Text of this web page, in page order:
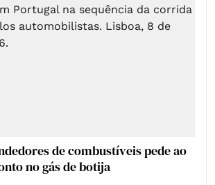
de combustíveis pede ao
no gás de botija